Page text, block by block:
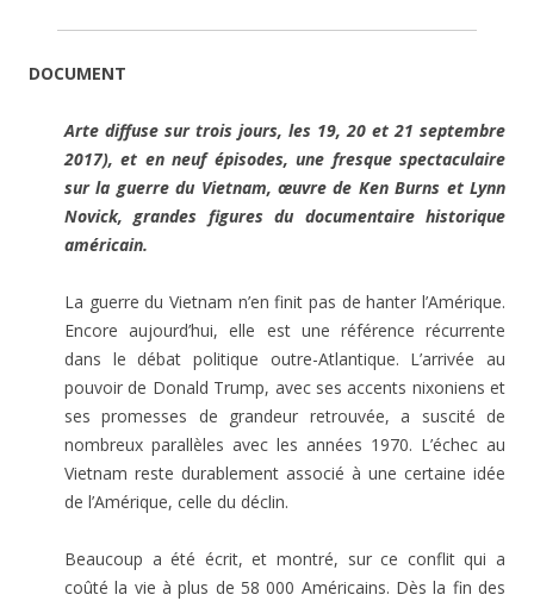
DOCUMENT
Arte diffuse sur trois jours, les 19, 20 et 21 septembre
2017), et en neuf épisodes, une fresque spectaculaire
sur la guerre du Vietnam, œuvre de Ken Burns et Lynn
Novick, grandes figures du documentaire historique
américain.
La guerre du Vietnam n’en finit pas de hanter l’Amérique.
Encore aujourd’hui, elle est une référence récurrente
dans le débat politique outre-Atlantique. L’arrivée au
pouvoir de Donald Trump, avec ses accents nixoniens et
ses promesses de grandeur retrouvée, a suscité de
nombreux parallèles avec les années 1970. L’échec au
Vietnam reste durablement associé à une certaine idée
de l’Amérique, celle du déclin.
Beaucoup a été écrit, et montré, sur ce conflit qui a
coûté la vie à plus de 58 000 Américains. Dès la fin des